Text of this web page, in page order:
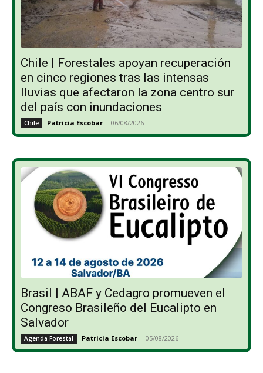
Chile | Forestales apoyan recuperación
en cinco regiones tras las intensas
lluvias que afectaron la zona centro sur
del país con inundaciones
Chile Patricia Escobar - 06/08/2026
Brasil | ABAF y Cedagro promueven el
Congreso Brasileño del Eucalipto en
Salvador
Agenda Forestal Patricia Escobar - 05/08/2026